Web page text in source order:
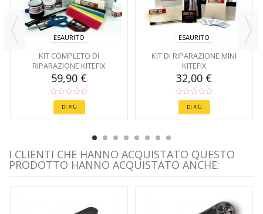
ESAURITO
KIT COMPLETO DI
RIPARAZIONE KITEFIX
59,90 €
DI PIÙ
ESAURITO
KIT DI RIPARAZIONE MINI
KITEFIX
32,00 €
DI PIÙ
I CLIENTI CHE HANNO ACQUISTATO QUESTO
PRODOTTO HANNO ACQUISTATO ANCHE: